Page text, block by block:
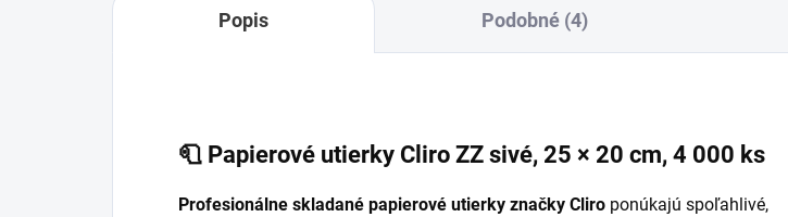
Popis Podobné (4)
🧻 Papierové utierky Cliro ZZ sivé, 25 × 20 cm, 4 000 ks
Profesionálne skladané papierové utierky značky Cliro ponúkajú spoľahlivé,